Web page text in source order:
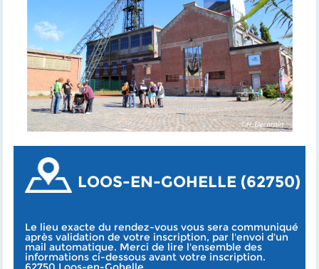
LOOS-EN-GOHELLE (62750)
Le lieu exacte du rendez-vous vous sera communiqué
après validation de votre inscription, par l'envoi d'un
mail automatique. Merci de lire l'ensemble des
informations ci-dessous avant votre inscription.